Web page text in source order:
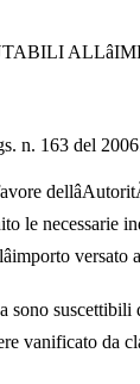
n. 163 del
le necessarie
sono
vanificato